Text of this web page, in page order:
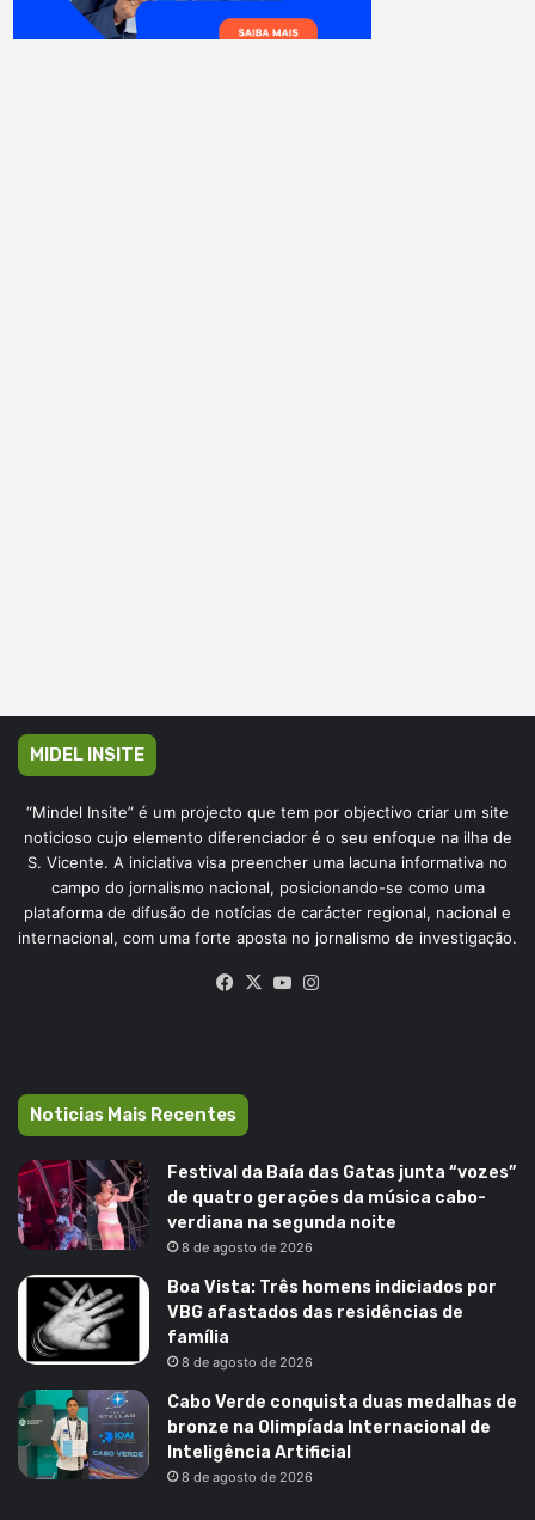
MIDEL INSITE
“Mindel Insite” é um projecto que tem por objectivo criar um site
noticioso cujo elemento diferenciador é o seu enfoque na ilha de
S. Vicente. A iniciativa visa preencher uma lacuna informativa no
campo do jornalismo nacional, posicionando-se como uma
plataforma de difusão de notícias de carácter regional, nacional e
internacional, com uma forte aposta no jornalismo de investigação.
Facebook
X YouTube
Noticias Mais Recentes
Festival da Baía das Gatas junta “vozes”
de quatro gerações da música cabo-
verdiana na segunda noite
8 de agosto de 2026
Boa Vista: Três homens indiciados por
VBG afastados das residências de
família
8 de agosto de 2026
Cabo Verde conquista duas medalhas de
bronze na Olimpíada Internacional de
Inteligência Artificial
8 de agosto de 2026